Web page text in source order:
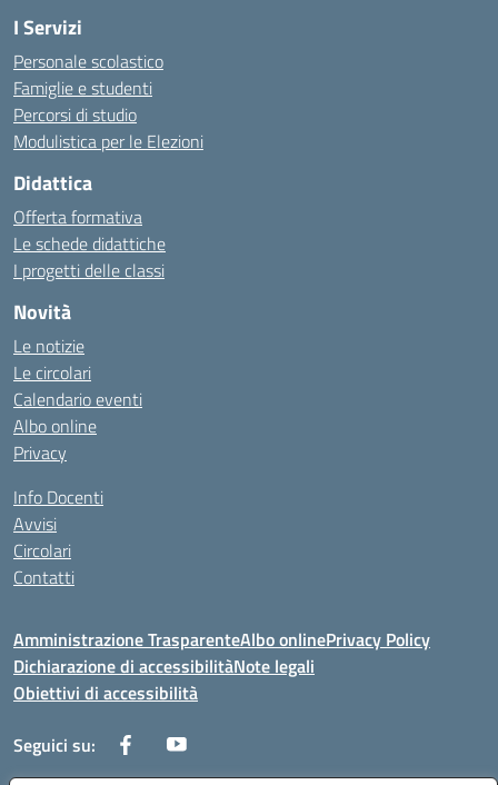
I Servizi
Personale scolastico
Famiglie e studenti
Percorsi di studio
Modulistica per le Elezioni
Didattica
Offerta formativa
Le schede didattiche
I progetti delle classi
Novità
Le notizie
Le circolari
Calendario eventi
Albo online
Privacy
Info Docenti
Avvisi
Circolari
Contatti
Amministrazione TrasparenteAlbo onlinePrivacy Policy
Dichiarazione di accessibilitàNote legali
Obiettivi di accessibilità
Seguici su: